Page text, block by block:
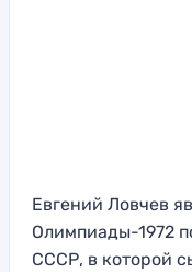
Евгений Ловчев
Олимпиады-1972
СССР, в которой